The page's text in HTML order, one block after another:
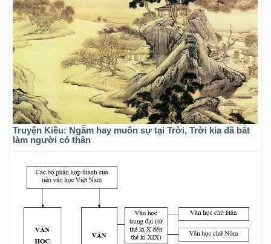
Truyện Kiều: Ngẫm hay muôn sự tại Trời, Trời kia đã bắt
làm người có thân